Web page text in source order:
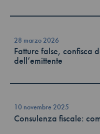
28 marzo 2026
Fatture false, confisca
dell’emittente
10 novembre 2025
Consulenza fiscale: